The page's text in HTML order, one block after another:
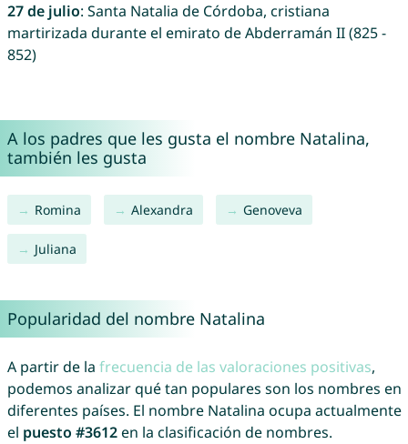
27 de julio: Santa Natalia de Córdoba, cristiana
martirizada durante el emirato de Abderramán II (825 -
852)
A los padres que les gusta el nombre Natalina,
también les gusta
Romina Alexandra Genoveva
Juliana
Popularidad del nombre Natalina
A partir de la frecuencia de las valoraciones positivas,
podemos analizar qué tan populares son los nombres en
diferentes países. El nombre Natalina ocupa actualmente
el puesto #3612en la clasificación de nombres.